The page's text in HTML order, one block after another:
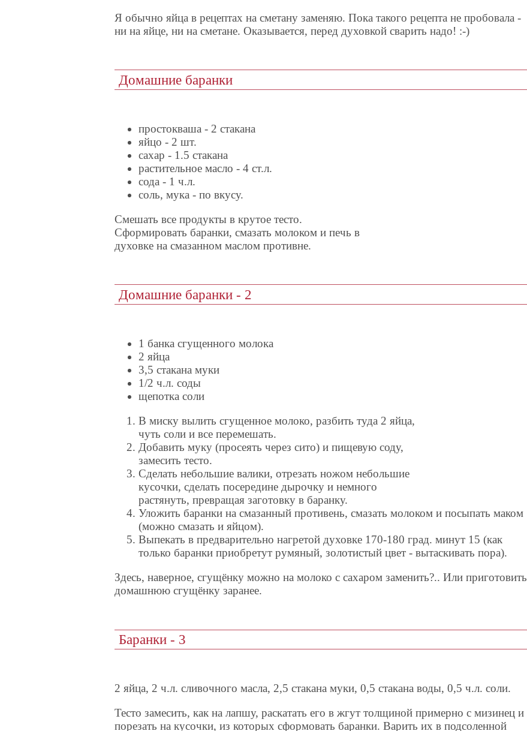
Я обычно яйца в рецептах на сметану заменяю. Пока такого рецепта не пробовала -
ни на яйце, ни на сметане. Оказывается, перед духовкой сварить надо! :-)
Домашние баранки
простокваша - 2 стакана
яйцо - 2 шт.
сахар - 1.5 стакана
растительное масло - 4 ст.л.
сода - 1 ч.л.
соль, мука - по вкусу.
Смешать все продукты в крутое тесто.
Сформировать баранки, смазать молоком и печь в
духовке на смазанном маслом противне.
Домашние баранки - 2
1 банка сгущенного молока
2 яйца
3,5 стакана муки
1/2 ч.л. соды
щепотка соли
В миску вылить сгущенное молоко, разбить туда 2 яйца,
чуть соли и все перемешать.
Добавить муку (просеять через сито) и пищевую соду,
замесить тесто.
Сделать небольшие валики, отрезать ножом небольшие
кусочки, сделать посередине дырочку и немного
растянуть, превращая заготовку в баранку.
Уложить баранки на смазанный противень, смазать молоком и посыпать маком
(можно смазать и яйцом).
Выпекать в предварительно нагретой духовке 170-180 град. минут 15 (как
только баранки приобретут румяный, золотистый цвет - вытаскивать пора).
Здесь, наверное, сгущёнку можно на молоко с сахаром заменить?.. Или приготовить
домашнюю сгущёнку заранее.
Баранки - 3
2 яйца, 2 ч.л. сливочного масла, 2,5 стакана муки, 0,5 стакана воды, 0,5 ч.л. соли.
Тесто замесить, как на лапшу, раскатать его в жгут толщиной примерно с мизинец и
порезать на кусочки, из которых сформовать баранки. Варить их в подсоленной